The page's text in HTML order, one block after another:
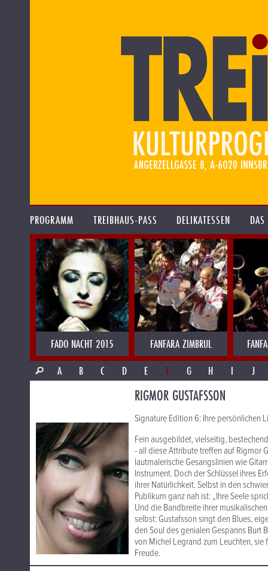
PROGRAMM TREIBHAUS-PASS DELIKATESSEN
FADO NACHT 2015 FANFARA ZIMBRUL
A
B C D E F G H I J
RIGMOR GUSTAFSSON
Signature Edition 6: Ihre persönlichen
Fein ausgebildet, vielseitig,
- all diese Attribute treffen auf Rigmor
lautmalerische Gesangslinien wie
Instrument. Doch der Schlüssel ihres
ihrer Natürlichkeit. Selbst in den
Publikum ganz nah ist: „Ihre Seele
Und die Bandbreite ihrer
selbst: Gustafsson singt den Blues,
den Soul des genialen Gespanns Burt
von Michel Legrand zum Leuchten,
Freude.